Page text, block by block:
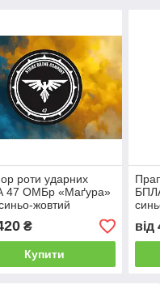
роти ударних
47 ОМБр «Маґура»
жовтий
₴
Купити
від